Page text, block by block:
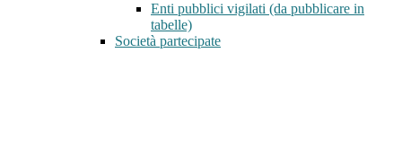
Enti pubblici vigilati (da pubblicare in
tabelle)
Società partecipate